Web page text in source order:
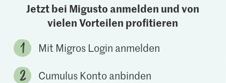
Jetzt bei Migusto anmelden und von
vielen Vorteilen profitieren
Mit Migros Login anmelden
Cumulus Konto anbinden